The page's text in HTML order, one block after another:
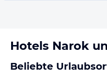
Hotels Narok
Beliebte